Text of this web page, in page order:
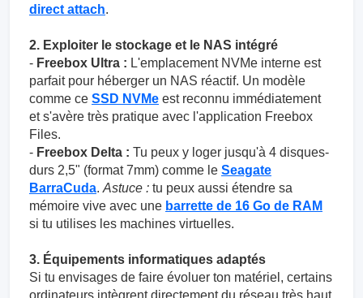
direct attach.
2. Exploiter le stockage et le NAS intégré
- Freebox Ultra : L'emplacement NVMe interne est
parfait pour héberger un NAS réactif. Un modèle
comme ce SSD NVMe est reconnu immédiatement
et s'avère très pratique avec l'application Freebox
Files.
- Freebox Delta : Tu peux y loger jusqu'à 4 disques-
durs 2,5" (format 7mm) comme le Seagate
BarraCuda. Astuce : tu peux aussi étendre sa
mémoire vive avec une barrette de 16 Go de RAM
si tu utilises les machines virtuelles.
3. Équipements informatiques adaptés
Si tu envisages de faire évoluer ton matériel, certains